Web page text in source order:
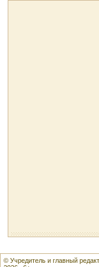
© Учредитель и главный